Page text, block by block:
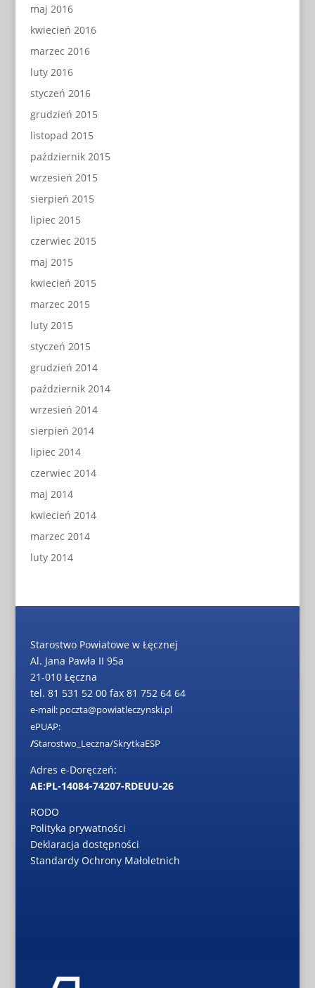
maj 2016
kwiecień 2016
marzec 2016
luty 2016
styczeń 2016
grudzień 2015
listopad 2015
październik 2015
wrzesień 2015
sierpień 2015
lipiec 2015
czerwiec 2015
maj 2015
kwiecień 2015
marzec 2015
luty 2015
styczeń 2015
grudzień 2014
październik 2014
wrzesień 2014
sierpień 2014
lipiec 2014
czerwiec 2014
maj 2014
kwiecień 2014
marzec 2014
luty 2014
Starostwo Powiatowe w Łęcznej
Al. Jana Pawła II 95a
21-010 Łęczna
tel. 81 531 52 00 fax 81 752 64 64
e-mail: poczta@powiatleczynski.pl
ePUAP:
/Starostwo_Leczna/SkrytkaESP
Adres e-Doręczeń:
AE:PL-14084-74207-RDEUU-26
RODO
Polityka prywatności
Deklaracja dostępności
Standardy Ochrony Małoletnich